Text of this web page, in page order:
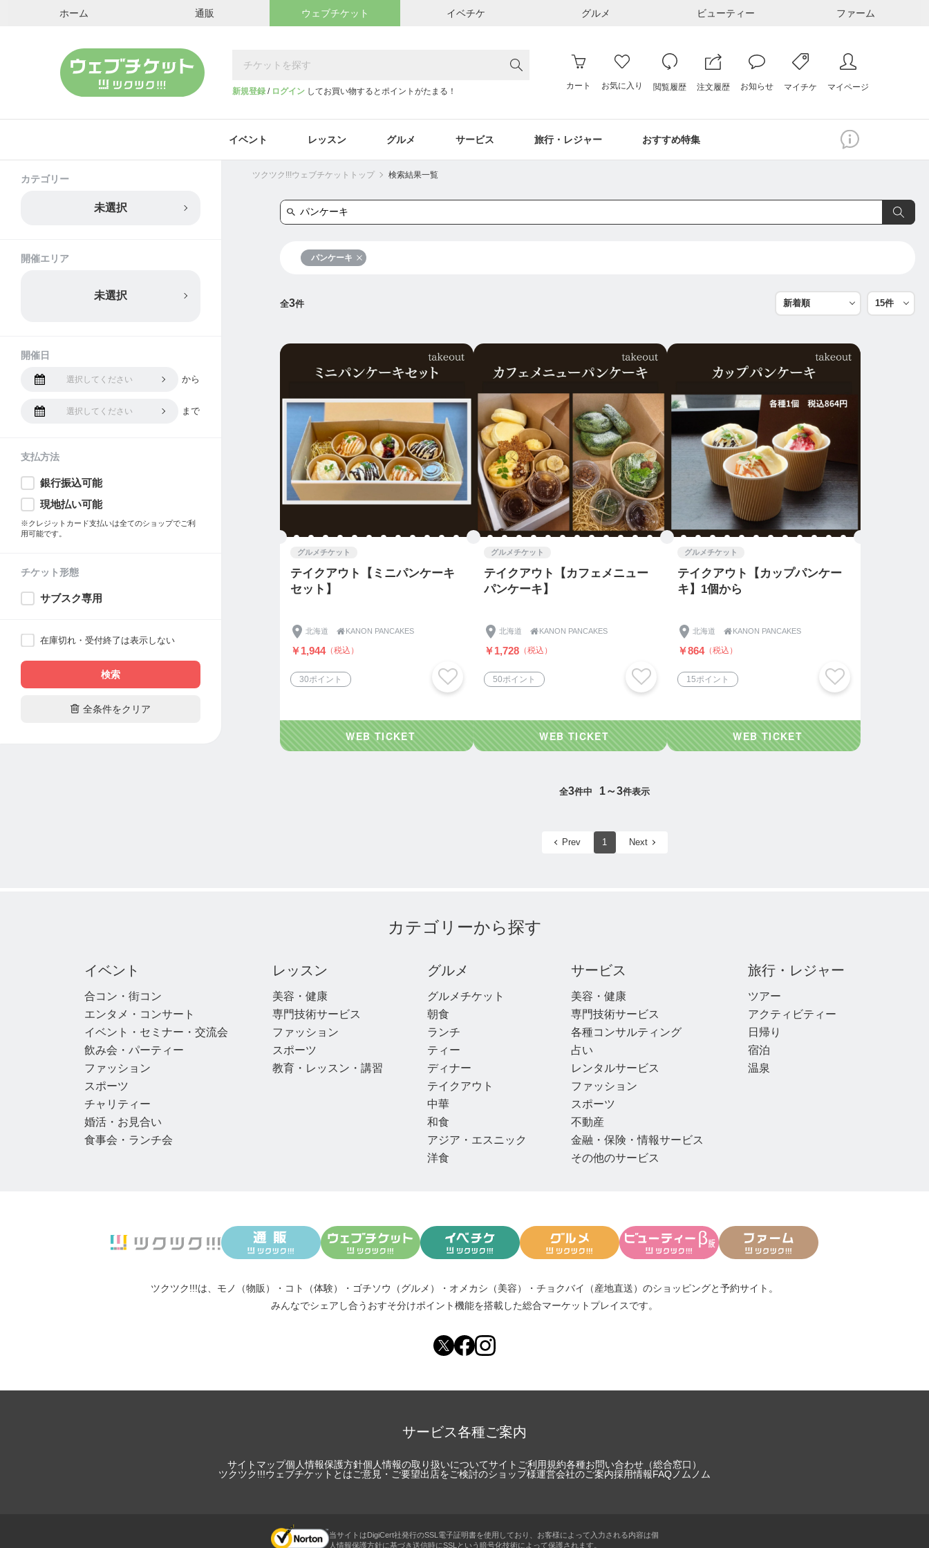
ホーム 通販 ウェブチケット イベチケ グルメ ビューティー ファーム
新規登録 / ログイン してお買い物するとポイントがたまる！
カート お気に入り 閲覧履歴 注文履歴 お知らせ マイチケ マイページ
イベント レッスン グルメ サービス 旅行・レジャー おすすめ特集
ツクツク!!!ウェブチケットトップ 検索結果一覧
パンケーキ
全3件
グルメチケット
テイクアウト【ミニパンケーキ
セット】
北海道  KANON PANCAKES
￥1,944（税込）
30ポイント
グルメチケット
テイクアウト【カフェメニュー
パンケーキ】
北海道  KANON PANCAKES
￥1,728 （税込）
50ポイント
グルメチケット
テイクアウト【カップパンケー
キ】1個から
北海道  KANON PANCAKES
￥864（税込）
15ポイント
全3件中 1～3件表示
Prev 1 Next
カテゴリー
未選択
開催エリア
未選択
開催日
選択してください から
選択してください まで
支払方法
銀行振込可能
現地払い可能
※クレジットカード支払いは全てのショップでご利
用可能です。
チケット形態
サブスク専用
在庫切れ・受付終了は表示しない
検索
 全条件をクリア
カテゴリーから探す
イベント
合コン・街コン
エンタメ・コンサート
イベント・セミナー・交流会
飲み会・パーティー
ファッション
スポーツ
チャリティー
婚活・お見合い
食事会・ランチ会
レッスン
美容・健康
専門技術サービス
ファッション
スポーツ
教育・レッスン・講習
グルメ
グルメチケット
朝食
ランチ
ティー
ディナー
テイクアウト
中華
和食
アジア・エスニック
洋食
サービス
美容・健康
専門技術サービス
各種コンサルティング
占い
レンタルサービス
ファッション
スポーツ
不動産
金融・保険・情報サービス
その他のサービス
旅行・レジャー
ツアー
アクティビティー
日帰り
宿泊
温泉
ツクツク!!!は、 モノ（物販） ・ コト（体験） ・ ゴチソウ（グルメ） ・ オメカシ（美容） ・ チョクバイ（産地直送） のショッピングと予約サイト。
みんなでシェアし合う おすそ分けポイント機能を搭載した総合マーケットプレイスです。
サービス各種ご案内
サイトマップ個人情報保護方針個人情報の取り扱いについてサイトご利用規約各種お問い合わせ（総合窓口）
ツクツク!!!ウェブチケットとはご意見・ご要望出店をご検討のショップ様運営会社のご案内採用情報FAQ ノムノム
当サイトはDigiCert社発行のSSL電子証明書を使用しており、お客様によって入力される内容は個
人情報保護方針に基づき送信時にSSLという暗号化技術によって保護されます。